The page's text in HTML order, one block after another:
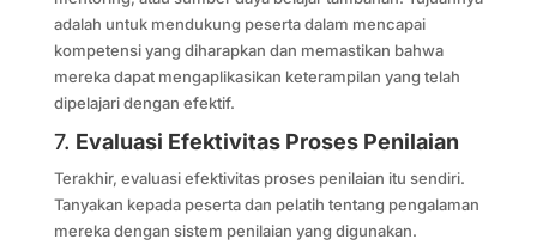
adalah untuk mendukung peserta dalam mencapai
kompetensi yang diharapkan dan memastikan bahwa
mereka dapat mengaplikasikan keterampilan yang telah
dipelajari dengan efektif.
7. Evaluasi Efektivitas Proses Penilaian
Terakhir, evaluasi efektivitas proses penilaian itu sendiri.
Tanyakan kepada peserta dan pelatih tentang pengalaman
mereka dengan sistem penilaian yang digunakan.